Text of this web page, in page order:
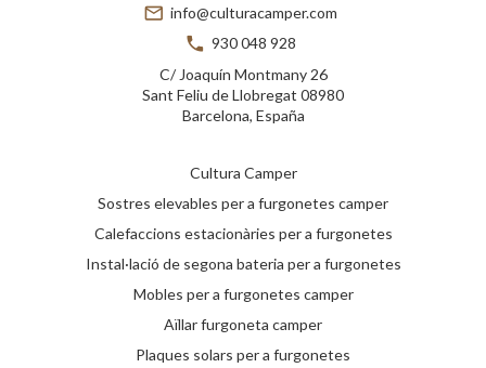
mail_outline info@culturacamper.com
phone 930 048 928
C/ Joaquín Montmany 26
Sant Feliu de Llobregat 08980
Barcelona, España
Cultura Camper
Sostres elevables per a furgonetes camper
Calefaccions estacionàries per a furgonetes
Instal·lació de segona bateria per a furgonetes
Mobles per a furgonetes camper
Aïllar furgoneta camper
Plaques solars per a furgonetes